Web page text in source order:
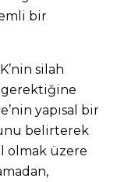
bir
silah
gerektiğine
yapısal bir
belirterek
olmak üzere